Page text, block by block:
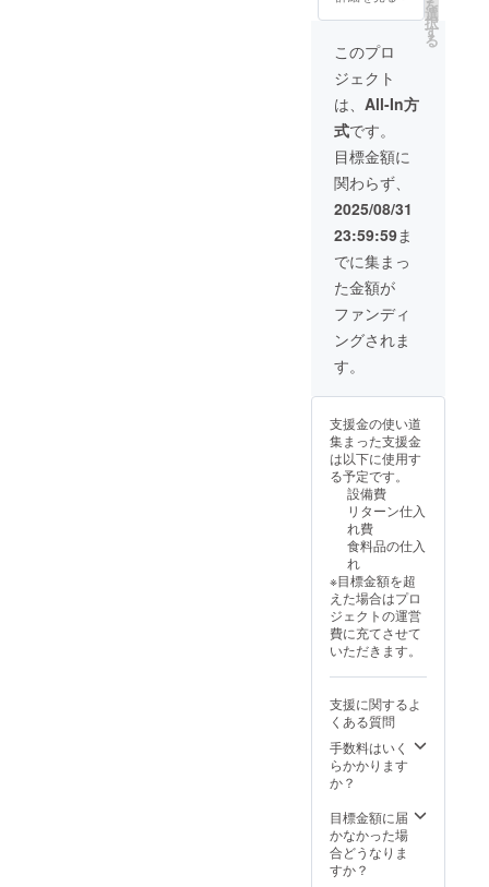
50000
円と同
じ内容
で文字
だけの
掲載と
なりま
す。
お、今
後開設
する
ホーム
ページ
に1年間
お名前
を掲載
させて
いただ
きま
す。
メッ
セージ
は他の
リター
ンと同
様のも
ので
す。お
30000
様の文
字だけ
の掲載
となり
ます。
を
選
択
す
る
このプロ
ジェクト
は、 All-In方
式です。
目標金額に
関わらず、
2025/08/31
23:59:59ま
でに集まっ
た金額が
ファンディ
ングされま
す。
支援金の使い道
集まった支援金
は以下に使用す
る予定です。
設備費
リターン仕入
れ費
食料品の仕入
れ
※目標金額を超
えた場合はプロ
ジェクトの運営
費に充てさせて
いただきます。
支援に関するよ
くある質問
手数料はいく
らかかります
か？
目標金額に届
かなかった場
合どうなりま
すか？